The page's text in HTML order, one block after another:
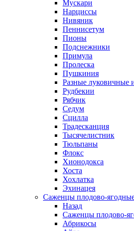
Мускари
Нарциссы
Нивяник
Пеннисетум
Пионы
Подснежники
Примула
Пролеска
Пушкиния
Разные луковичные
Рудбекии
Рябчик
Седум
Сцилла
Традесканция
Тысячелистник
Тюльпаны
Флокс
Хионодокса
Хоста
Хохлатка
Эхинацея
Саженцы плодово-
Назад
Саженцы плодово-
Абрикосы